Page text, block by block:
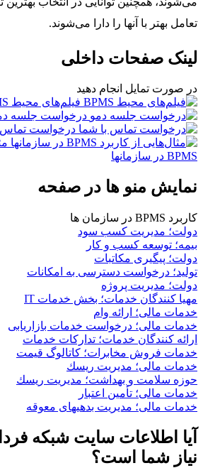
تعامل بهتر با آنها را دارا می‌شوند.
لینک صفحات داخلی
در صورت تمایل انجام دهید
فیلم‌های محیط BPMS
درخواست جلسه
درخواست تماس
BPMS در سازمانها
نمایش منو ها در صفحه
کاربرد BPMS در سازمان ها
دولت؛ مدیریت کسب سود
بیمه؛ توسعه کسب و کار
دولت؛ پیگیری مکاتبات
تولید؛ درخواست دسترسی به امكانات
دولت؛ مدیریت پروژه
مهیا کنندگان خدمات؛ بخش خدمات IT
خدمات مالی؛ ارائه وام
خدمات مالی؛ درخواست خدمات بازاریابی
ارائه کنندگان خدمات؛ تدارکات خدمات
خدمات فروش مخابرات؛ کاتالوگ قیمت
خدمات مالی؛ مدیریت ریسك
حوزه سلامت و بهداشت؛ مدیریت ریسك
خدمات مالی؛ تأمین اعتبار
خدمات مالی؛ مدیریت بدهیهاى معوقه
آیا اطلاعات سایت شبکه
نیاز شما است؟